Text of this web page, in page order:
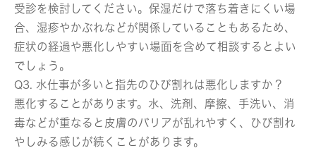
受診を検討してください。保湿だけで落ち着きにくい場
合、湿疹やかぶれなどが関係していることもあるため、
症状の経過や悪化しやすい場面を含めて相談するとよい
でしょう。
Q3. 水仕事が多いと指先のひび割れは悪化しますか？
悪化することがあります。水、洗剤、摩擦、手洗い、消
毒などが重なると皮膚のバリアが乱れやすく、ひび割れ
やしみる感じが続くことがあります。